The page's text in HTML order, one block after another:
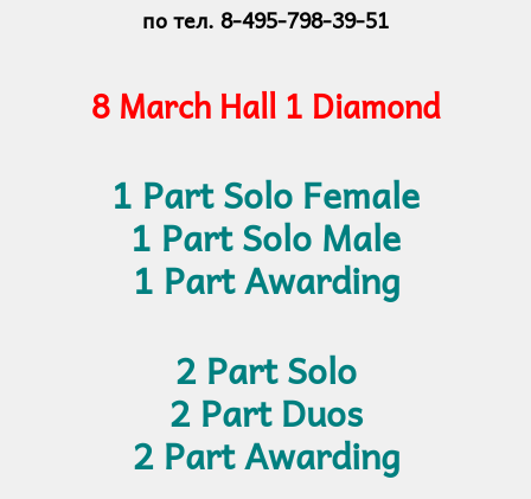
по тел. 8-495-798-39-51
8 March Hall 1 Diamond
1 Part Solo Female
1 Part Solo Male
1 Part Awarding
2 Part Solo
2 Part Duos
2 Part Awarding